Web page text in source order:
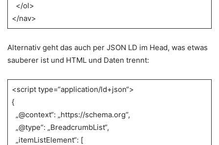
</ol>
</nav>
Alternativ geht das auch per JSON LD im Head, was etwas
sauberer ist und HTML und Daten trennt:
<script type=“application/ld+json“>
{
„@context“: „https://schema.org“,
„@type“: „BreadcrumbList“,
„itemListElement“: [